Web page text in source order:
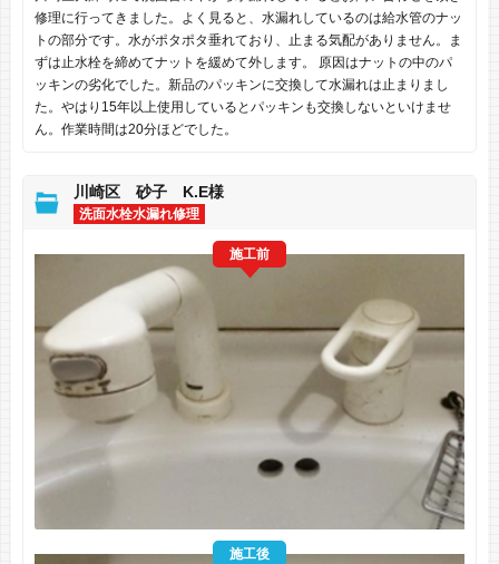
修理に行ってきました。よく見ると、水漏れしているのは給水管のナッ
トの部分です。水がポタポタ垂れており、止まる気配がありません。ま
ずは止水栓を締めてナットを緩めて外します。 原因はナットの中のパ
ッキンの劣化でした。新品のパッキンに交換して水漏れは止まりまし
た。やはり15年以上使用しているとパッキンも交換しないといけませ
ん。作業時間は20分ほどでした。
川崎区 砂子 K.E様
洗面水栓水漏れ修理
施工前
施工後